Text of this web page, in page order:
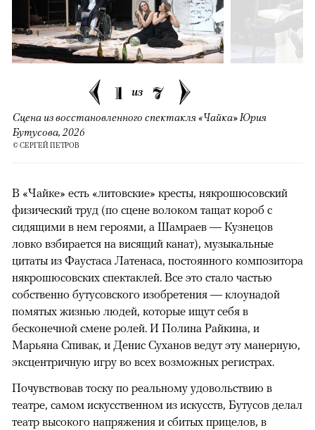
1 из 7
Сцена из восстановленного спектакля «Чайка» Юрия
Бутусова, 2026
© СЕРГЕЙ ПЕТРОВ
В «Чайке» есть «литовские» кресты, някрошюсовский
физический труд (по сцене волоком тащат короб с
сидящими в нем героями, а Шамраев — Кузнецов
ловко взбирается на висящий канат), музыкальные
цитаты из Фаустаса Латенаса, постоянного композитора
някрошюсовских спектаклей. Все это стало частью
собственно бутусовского изобретения — клоунадой
помятых жизнью людей, которые ищут себя в
бесконечной смене ролей. И Полина Райкина, и
Марьяна Спивак, и Денис Суханов ведут эту манерную,
эксцентричную игру во всех возможных регистрах.
Почувствовав тоску по реальному удовольствию в
театре, самом искусственном из искусств, Бутусов делал
театр высокого напряжения и сбитых прицелов, в